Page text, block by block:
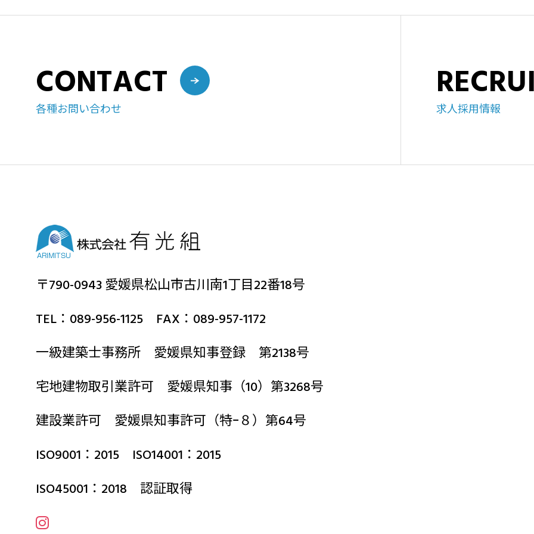
CONTACT
各種お問い合わせ 求人採用情報
〒790-0943 愛媛県松山市古川南1丁目22番18号
TEL：089-956-1125 FAX：089-957-1172
一級建築士事務所 愛媛県知事登録 第2138号
宅地建物取引業許可 愛媛県知事（10）第3268号
建設業許可 愛媛県知事許可（特ｰ８）第64号
ISO9001：2015 ISO14001：2015
ISO45001：2018 認証取得